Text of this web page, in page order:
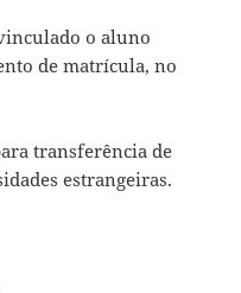
o aluno
de matrícula, no
transferência de
estrangeiras.